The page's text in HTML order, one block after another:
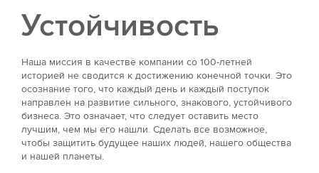
Устойчивость
Наша миссия в качестве компании со 100-летней
историей не сводится к достижению конечной точки. Это
осознание того, что каждый день и каждый поступок
направлен на развитие сильного, знакового, устойчивого
бизнеса. Это означает, что следует оставить место
лучшим, чем мы его нашли. Сделать все возможное,
чтобы защитить будущее наших людей, нашего общества
и нашей планеты.